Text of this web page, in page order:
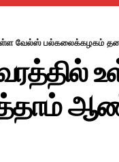
வேல்ஸ் பல்கலைக்கழகம்